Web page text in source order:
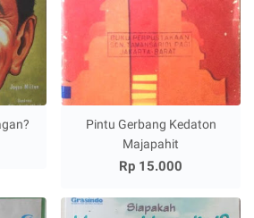
Pintu Gerbang Kedaton
Majapahit
Rp 15.000